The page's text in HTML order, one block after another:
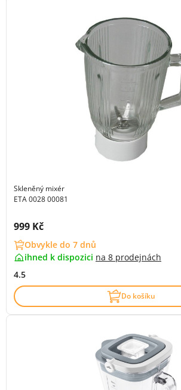
Skleněný mixér
ETA 0028 00081
Cena s DPH:
999 Kč
Obvykle do 7 dnů
ihned k dispozici na 8 prodejnách
4.5
Do košíku